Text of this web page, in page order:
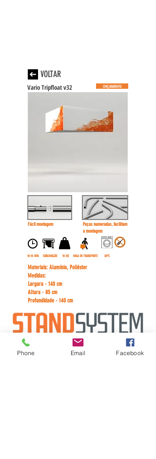
Peças numeradas, facilitam
a montagem
Fácil montagem
Vario Tripfloat v32 ORÇAMENTO
30ºC
MALA DE TRANSPORTE
15 KG
Materiais: Alumínio, Poliéster
Medidas:
Largura - 140 cm
Altura - 85 cm
Profundidade - 140 cm
10-15 MIN SUBLIMAÇÃO
VOLTAR
Phone Email Facebook